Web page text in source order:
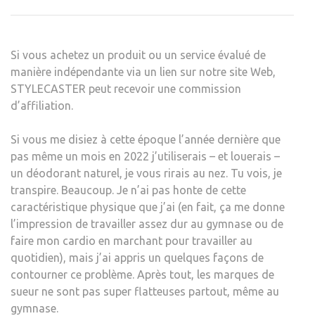
Si vous achetez un produit ou un service évalué de
manière indépendante via un lien sur notre site Web,
STYLECASTER peut recevoir une commission
d’affiliation.
Si vous me disiez à cette époque l’année dernière que
pas même un mois en 2022 j’utiliserais – et louerais –
un déodorant naturel, je vous rirais au nez. Tu vois, je
transpire. Beaucoup. Je n’ai pas honte de cette
caractéristique physique que j’ai (en fait, ça me donne
l’impression de travailler assez dur au gymnase ou de
faire mon cardio en marchant pour travailler au
quotidien), mais j’ai appris un quelques façons de
contourner ce problème. Après tout, les marques de
sueur ne sont pas super flatteuses partout, même au
gymnase.